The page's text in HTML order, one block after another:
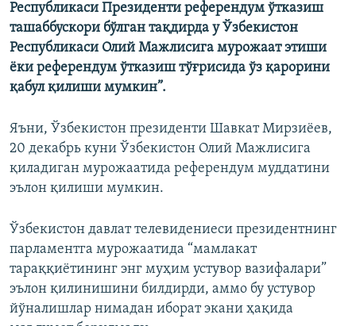
Республикаси Президенти референдум ўтказиш
ташаббускори бўлган тақдирда у Ўзбекистон
Республикаси Олий Мажлисига мурожаат этиши
ёки референдум ўтказиш тўғрисида ўз қарорини
қабул қилиши мумкин”.
Яъни, Ўзбекистон президенти Шавкат Мирзиёев,
20 декабрь куни Ўзбекистон Олий Мажлисига
қиладиган мурожаатида референдум муддатини
эълон қилиши мумкин.
Ўзбекистон давлат телевидениеси президентнинг
парламентга мурожаатида “мамлакат
тараққиётининг энг муҳим устувор вазифалари”
эълон қилинишини билдирди, аммо бу устувор
йўналишлар нимадан иборат экани ҳақида